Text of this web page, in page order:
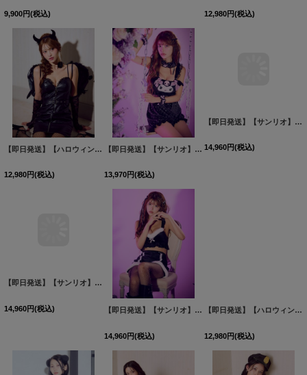
9,900円(税込) 12,980円(税込)
【即日発送】【ハロウィン】レザーデビルタイトワンピース【コスプレ7点セット】【XS-Lサイズ/カラー】[HC03]
12,980円(税込)
【即日発送】【サンリオ】】クロミセットアップルームウェア【S-L/1カラー】[HC02]
13,970円(税込)
【即日発送】【サンリオ】クロミ3wayセットアップルームウェア【4点セット】【S-L/1カラー】[HC02]
14,960円(税込)
【即日発送】【ハロウィン】レザーデビルタイトワンピース【コスプレ7点セット】【XS-Lサイズ/カラー】[HC03]
12,980円(税込)